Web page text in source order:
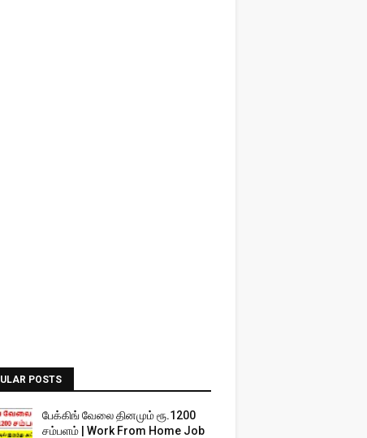
POSTS
பேக்கிங் வேலை தினமும் ரூ.1200
சம்பளம் | Work From Home Job